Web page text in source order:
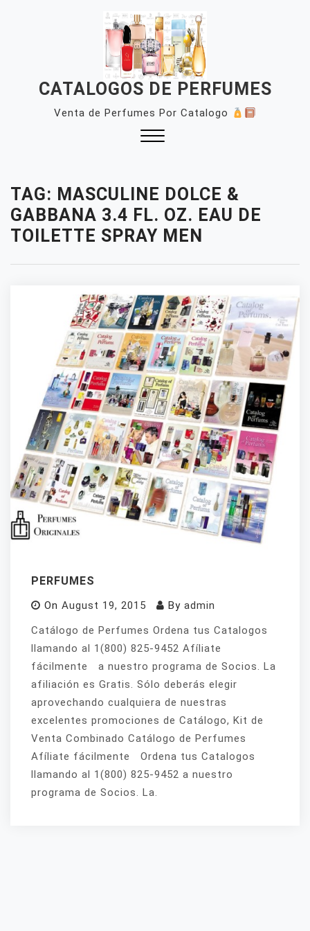
CATALOGOS DE PERFUMES
Venta de Perfumes Por Catalogo
TAG: MASCULINE DOLCE &
GABBANA 3.4 FL. OZ. EAU DE
TOILETTE SPRAY MEN
PERFUMES
On August 19, 2015 By admin
Catálogo de Perfumes Ordena tus Catalogos
llamando al 1(800) 825-9452 Afíliate
fácilmente a nuestro programa de Socios. La
afiliación es Gratis. Sólo deberás elegir
aprovechando cualquiera de nuestras
excelentes promociones de Catálogo, Kit de
Venta Combinado Catálogo de Perfumes
Afíliate fácilmente Ordena tus Catalogos
llamando al 1(800) 825-9452 a nuestro
programa de Socios. La.